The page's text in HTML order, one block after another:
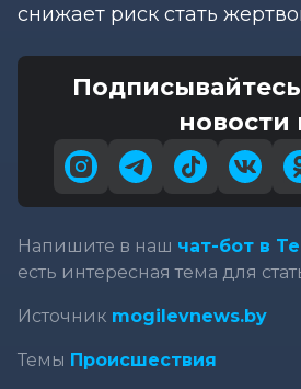
снижает риск стать
новости
Напишите в наш чат-бот в
есть интересная тема для
Источник mogilevnews.by
Темы Происшествия